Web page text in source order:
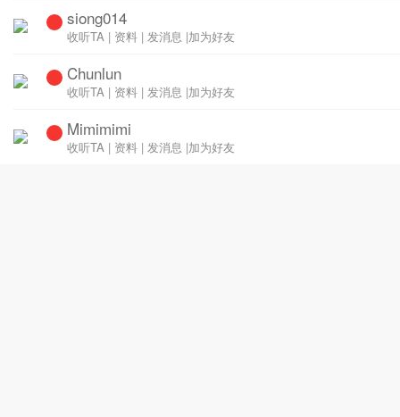
siong014
收听TA | 资料 | 发消息 |加为好友
Chunlun
收听TA | 资料 | 发消息 |加为好友
Mimimimi
收听TA | 资料 | 发消息 |加为好友